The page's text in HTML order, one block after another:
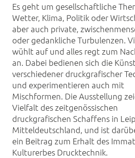
Es geht um gesellschaftliche
Wetter, Klima, Politik oder
aber auch private,
oder gedankliche Turbulenzen.
wühlt auf und alles regt zum
an. Dabei bedienen sich die
verschiedener druckgrafischer
und experimentieren auch mit
Mischformen. Die Ausstellung
Vielfalt des zeitgenössischen
druckgrafischen Schaffens in
Mitteldeutschland, und ist
ein Beitrag zum Erhalt des
Kulturerbes Drucktechnik.